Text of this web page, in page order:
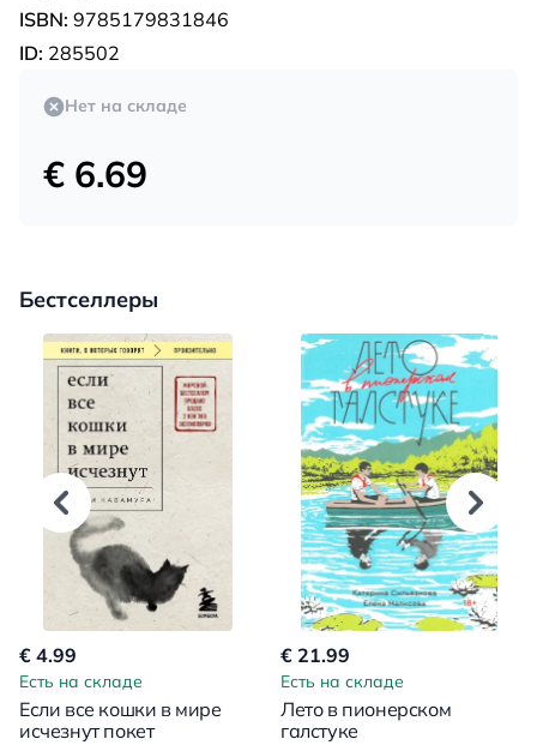
ISBN: 9785179831846
ID: 285502
Нет на складе
€ 6.69
Бестселлеры
€ 4.99
Есть на складе
Если все кошки в мире
исчезнут покет
€ 21.99
Есть на складе
Лето в пионерском
галстуке